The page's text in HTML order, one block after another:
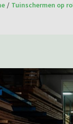
/ Tuinschermen op